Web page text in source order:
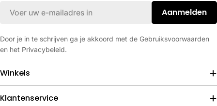
Aanmelden
Door je in te schrijven ga je akkoord met de Gebruiksvoorwaarden
en het Privacybeleid.
Winkels
Klantenservice